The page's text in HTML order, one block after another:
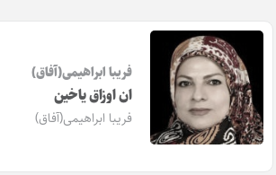
فریبا ابراهیمی(آفاق)
ان اوزاق یاخین
فریبا ابراهیمی(آفاق)